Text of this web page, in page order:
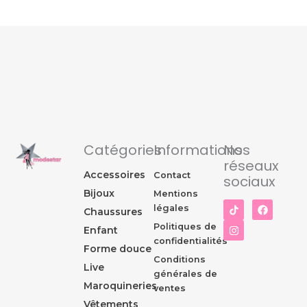
Catégories
Accessoires
Bijoux
Chaussures
Enfant
Forme douce
Live
Maroquineries
Vêtements
Informations
Contact
Mentions
légales
Politiques de
confidentialités
Conditions
générales de
ventes
Nos
réseaux
sociaux
F
a
c
I
n
s
t
a